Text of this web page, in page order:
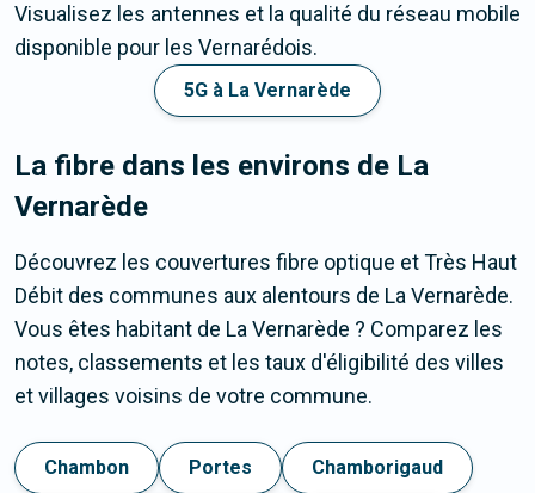
Visualisez les antennes et la qualité du réseau mobile
disponible pour les Vernarédois.
5G à La Vernarède
La fibre dans les environs de La
Vernarède
Découvrez les couvertures fibre optique et Très Haut
Débit des communes aux alentours de La Vernarède.
Vous êtes habitant de La Vernarède ? Comparez les
notes, classements et les taux d'éligibilité des villes
et villages voisins de votre commune.
Chambon Portes Chamborigaud